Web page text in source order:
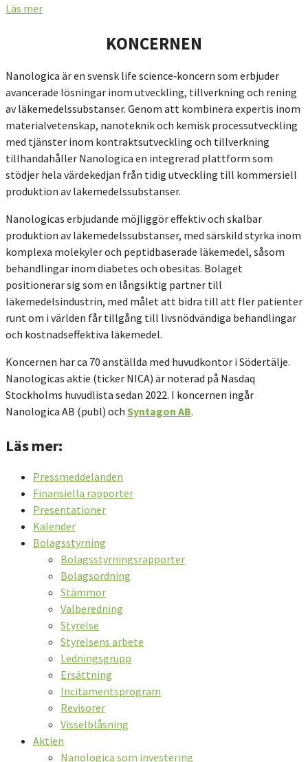
Läs mer
KONCERNEN
Nanologica är en svensk life science‑koncern som erbjuder
avancerade lösningar inom utveckling, tillverkning och rening
av läkemedelssubstanser. Genom att kombinera expertis inom
materialvetenskap, nanoteknik och kemisk processutveckling
med tjänster inom kontraktsutveckling och tillverkning
tillhandahåller Nanologica en integrerad plattform som
stödjer hela värdekedjan från tidig utveckling till kommersiell
produktion av läkemedelssubstanser.
Nanologicas erbjudande möjliggör effektiv och skalbar
produktion av läkemedelssubstanser, med särskild styrka inom
komplexa molekyler och peptidbaserade läkemedel, såsom
behandlingar inom diabetes och obesitas. Bolaget
positionerar sig som en långsiktig partner till
läkemedelsindustrin, med målet att bidra till att fler patienter
runt om i världen får tillgång till livsnödvändiga behandlingar
och kostnadseffektiva läkemedel.
Koncernen har ca 70 anställda med huvudkontor i Södertälje.
Nanologicas aktie (ticker NICA) är noterad på Nasdaq
Stockholms huvudlista sedan 2022. I koncernen ingår
Nanologica AB (publ) och Syntagon AB.
Läs mer:
Pressmeddelanden
Finansiella rapporter
Presentationer
Kalender
Bolagsstyrning
Bolagsstyrningsrapporter
Bolagsordning
Stämmor
Valberedning
Styrelse
Styrelsens arbete
Ledningsgrupp
Ersättning
Incitamentsprogram
Revisorer
Visselblåsning
Aktien
Nanologica som investering